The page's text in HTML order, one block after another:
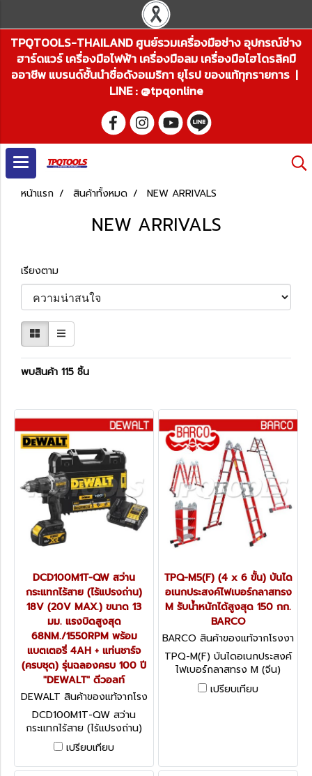
TPQTOOLS-THAILAND ศูนย์รวมเครื่องมือช่าง อุปกรณ์ช่าง
ฮาร์ดแวร์ เครื่องมือไฟฟ้า เครื่องมือลม เครื่องมือไฮโดรลิคมื
ออาชีพ แบรนด์ชั้นนำชื่อดังอเมริกา ยุโรป ของแท้ทุกรายการ |
LINE : @tpqonline
หน้าแรก สินค้าทั้งหมด NEW ARRIVALS
NEW ARRIVALS
เรียงตาม
พบสินค้า 115 ชิ้น
DCD100M1T-QW สว่าน
กระแทกไร้สาย (ไร้แปรงถ่าน)
18V (20V MAX.) ขนาด 13
มม. แรงบิดสูงสุด
68NM./1550RPM พร้อม
แบตเตอรี่ 4AH + แท่นชาร์จ
(ครบชุด) รุ่นฉลองครบ 100 ปี
"DEWALT" ดีวอลท์
DEWALT สินค้าของแท้จากโรง
งานผู้ผลิต DCD100M1T-QW
DCD100M1T-QW สว่าน
กระแทกไร้สาย (ไร้แปรงถ่าน)
18V (20V MAX.) ขนาด 13 มม.
แรงบิดสูงสุด
68NM./1550RPM พร้อม
เปรียบเทียบ
TPQ-M5(F) (4 x 6 ขั้น) บันได
อเนกประสงค์ไฟเบอร์กลาสทรง
M รับน้ำหนักได้สูงสุด 150 กก.
BARCO
BARCO สินค้าของแท้จากโรงงา
นผู้ผลิต TPQ-M5(F)
TPQ-M(F) บันไดอเนกประสงค์
ไฟเบอร์กลาสทรง M (จีน)
BARCO รับน้ำหนักได้สูงสุด
150 กก.
เปรียบเทียบ